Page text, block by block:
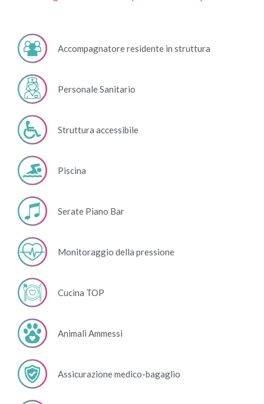
Accompagnatore residente in struttura
Personale Sanitario
Struttura accessibile
Piscina
Serate Piano Bar
Monitoraggio della pressione
Cucina TOP
Animali Ammessi
Assicurazione medico-bagaglio